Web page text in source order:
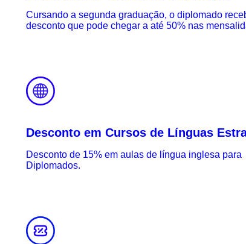
Cursando a segunda graduação, o diplomado
desconto que pode chegar a até 50% nas
Desconto em Cursos de Línguas
Desconto de 15% em aulas de língua inglesa para
Diplomados.